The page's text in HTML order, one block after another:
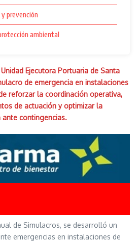
prevención
ambiental
Ejecutora Portuaria de Santa
de emergencia en instalaciones
reforzar la coordinación operativa,
de actuación y optimizar la
ante contingencias.
de Simulacros, se desarrolló un
emergencias en instalaciones de